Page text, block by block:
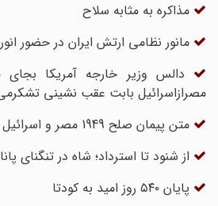
مذاکره به مثابه سلاح
مانور نظامی ارتش ایران در حضور انور
دالس وزیر خارجه آمریکا بجای
مصرازاسرائیل بابت عقب نشینی تشکرمی
متن پیمان صلح 1949 مصر و اسرائیل
از شنود تا استرداد؛ شاه در تنگنای پاناما
پایان ۵۴۰ روز امید به کودتا